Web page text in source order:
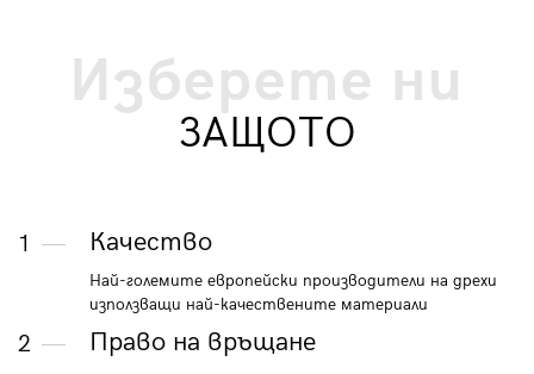
Изберете ни
ЗАЩОТО
1 Качество
Най-големите европейски производители на дрехи
използващи най-качествените материали
2 Право на връщане